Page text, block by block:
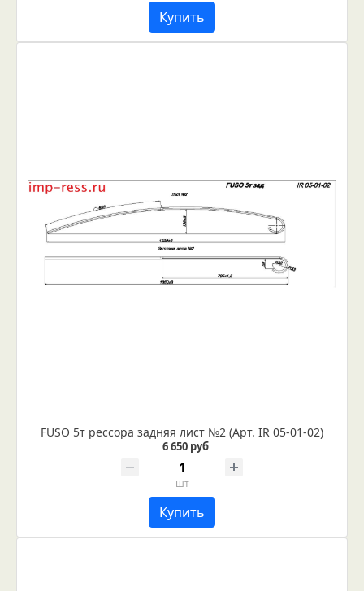
Купить
FUSO 5т рессора задняя лист №2 (Арт. IR 05-01-02)
6 650 руб
шт
Купить